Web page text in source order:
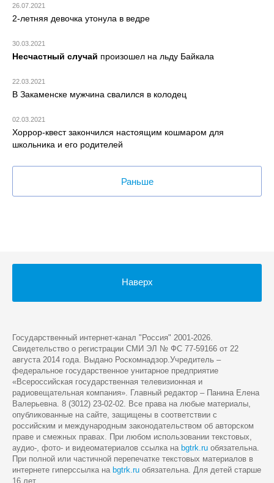
26.07.2021
2-летняя девочка утонула в ведре
30.03.2021
Несчастный случай произошел на льду Байкала
22.03.2021
В Закаменске мужчина свалился в колодец
02.03.2021
Хоррор-квест закончился настоящим кошмаром для
школьника и его родителей
Раньше
Наверх
Государственный интернет-канал "Россия" 2001-2026.
Cвидетельство о регистрации СМИ ЭЛ № ФС 77-59166 от 22
августа 2014 года. Выдано Роскомнадзор.Учредитель –
федеральное государственное унитарное предприятие
«Всероссийская государственная телевизионная и
радиовещательная компания». Главный редактор – Панина Елена
Валерьевна. 8 (3012) 23-02-02. Все права на любые материалы,
опубликованные на сайте, защищены в соответствии с
российским и международным законодательством об авторском
праве и смежных правах. При любом использовании текстовых,
аудио-, фото- и видеоматериалов ссылка на bgtrk.ru обязательна.
При полной или частичной перепечатке текстовых материалов в
интернете гиперссылка на bgtrk.ru обязательна. Для детей старше
16 лет.